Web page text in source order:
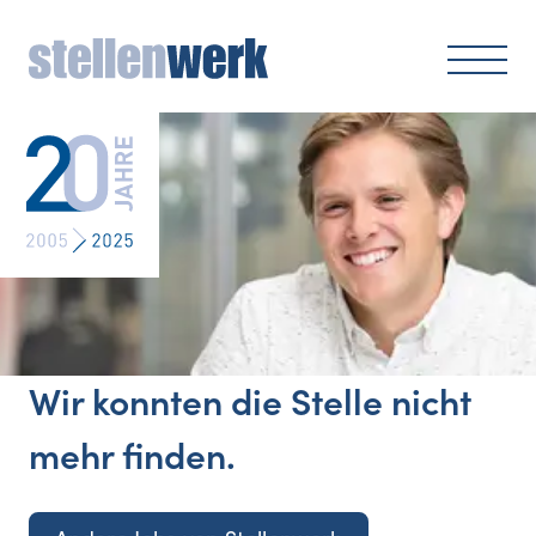
Wir konnten die Stelle nicht
mehr finden.